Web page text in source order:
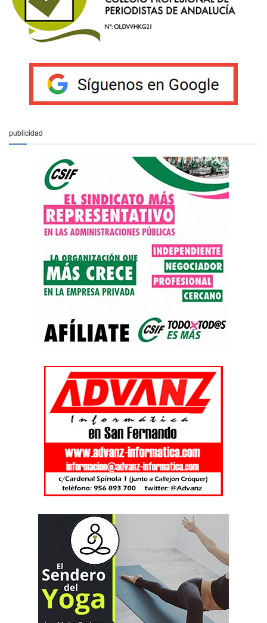
publicidad